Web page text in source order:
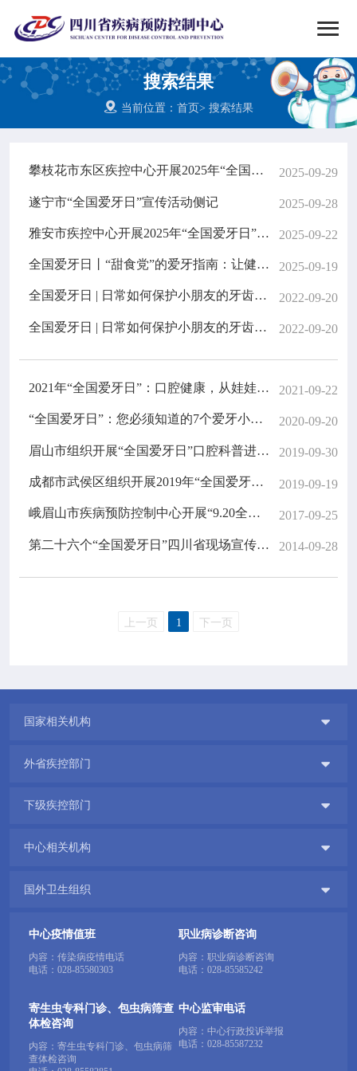

搜索结果
 当前位置：首页> 搜索结果

网站首页
中心概况 
党群建设 
新闻动态
工作重点 
疾控服务 

科研培训
科普园地 
学术期刊

攀枝花市东区疾控中心开展2025年“全国爱牙日”宣传活动 2025-09-29
遂宁市“全国爱牙日”宣传活动侧记 2025-09-28
雅安市疾控中心开展2025年“全国爱牙日”宣传活动 2025-09-22
全国爱牙日丨“甜食党”的爱牙指南：让健齿和美食兼得 2025-09-19
全国爱牙日 | 日常如何保护小朋友的牙齿健康？儿童牙外伤咋办？ 2022-09-20
全国爱牙日 | 日常如何保护小朋友的牙齿健康？儿童牙外伤咋办？ 2022-09-20
2021年“全国爱牙日”：口腔健康，从娃娃抓起——你每天刷牙，是“刷白”了还是“白刷”了？ 2021-09-22
“全国爱牙日”：您必须知道的7个爱牙小常识 2020-09-20
眉山市组织开展“全国爱牙日”口腔科普进课堂宣教活动 2019-09-30
成都市武侯区组织开展2019年“全国爱牙日”主题宣传活动 2019-09-19
峨眉山市疾病预防控制中心开展“9.20全国爱牙日”宣传活动 2017-09-25
第二十六个“全国爱牙日”四川省现场宣传活动在广元市隆重举行 2014-09-28
上一页 1 下一页
国家相关机构 
外省疾控部门 
下级疾控部门 
中心相关机构 
国外卫生组织 
中心疫情值班
内容：传染病疫情电话
电话： 028-85580303
职业病诊断咨询
内容：职业病诊断咨询
电话： 028-85585242
寄生虫专科门诊、包虫病筛查
体检咨询
内容：寄生虫专科门诊、包虫病筛
查体检咨询
中心监审电话
内容：中心行政投诉举报
电话： 028-85587232